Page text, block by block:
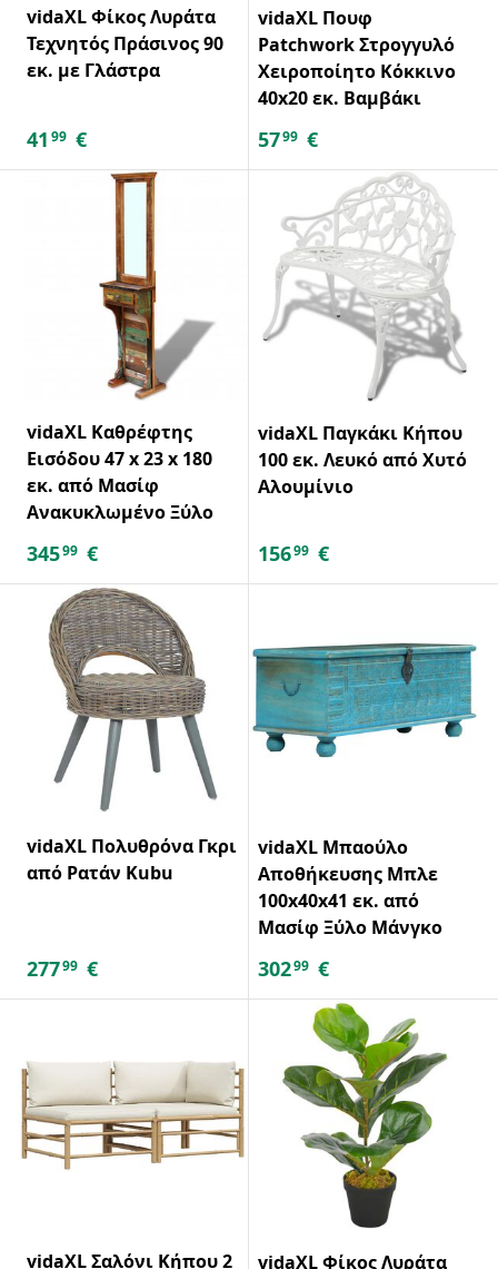
vidaXL Φίκος Λυράτα
Τεχνητός Πράσινος 90
εκ. με Γλάστρα
41 99 €
vidaXL Πουφ
Patchwork Στρογγυλό
Χειροποίητο Κόκκινο
40x20 εκ. Βαμβάκι
5799 €
vidaXL Καθρέφτης
Εισόδου 47 x 23 x 180
εκ. από Μασίφ
Ανακυκλωμένο Ξύλο
34599 €
vidaXL Παγκάκι Κήπου
100 εκ. Λευκό από Χυτό
Αλουμίνιο
15699 €
vidaXL Πολυθρόνα Γκρι
από Ρατάν Kubu
27799 €
vidaXL Μπαούλο
Αποθήκευσης Μπλε
100x40x41 εκ. από
Μασίφ Ξύλο Μάνγκο
30299 €
vidaXL Σαλόνι Κήπου 2 vidaXL Φίκος Λυράτα